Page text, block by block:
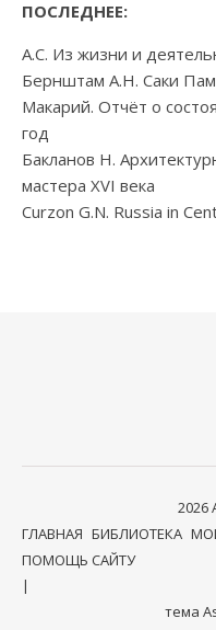
ПОСЛЕДНЕЕ:
А.С. Из жизни и
Бернштам А.Н. Саки
Макарий. Отчёт о
год
Бакланов Н.
мастера XVI века
Curzon G.N. Russia in
2026
ГЛАВНАЯ БИБЛИОТЕКА
ПОМОЩЬ САЙТУ
тема